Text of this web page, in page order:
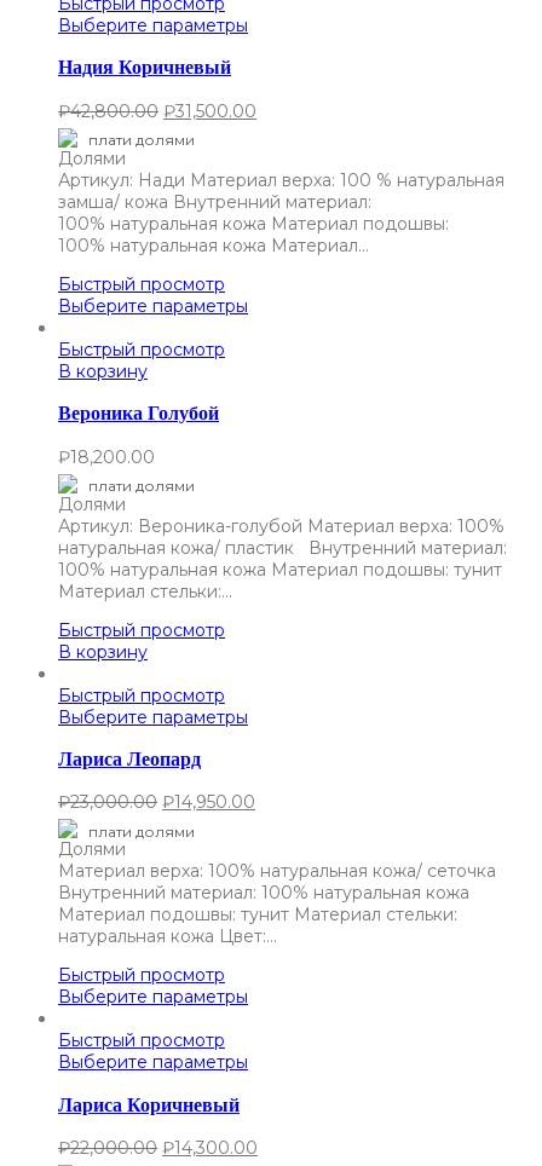
Выберите параметры
Надия Коричневый
₽42,800.00 ₽31,500.00
плати долями
Артикул: Нади Материал верха: 100 % натуральная
замша/ кожа Внутренний материал:
100% натуральная кожа Материал подошвы:
100% натуральная кожа Материал…
Быстрый просмотр
Выберите параметры
Быстрый просмотр
В корзину
Вероника Голубой
₽18,200.00
плати долями
Артикул: Вероника-голубой Материал верха: 100%
натуральная кожа/ пластик Внутренний материал:
100% натуральная кожа Материал подошвы: тунит
Материал стельки:…
Быстрый просмотр
В корзину
Быстрый просмотр
Выберите параметры
Лариса Леопард
₽23,000.00 ₽14,950.00
плати долями
Материал верха: 100% натуральная кожа/ сеточка
Внутренний материал: 100% натуральная кожа
Материал подошвы: тунит Материал стельки:
натуральная кожа Цвет:…
Быстрый просмотр
Выберите параметры
Быстрый просмотр
Выберите параметры
Лариса Коричневый
₽22,000.00 ₽14,300.00